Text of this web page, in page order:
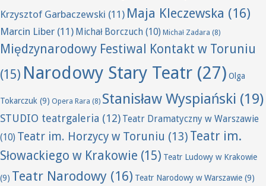
Krzysztof Garbaczewski (11) Maja Kleczewska (16)
Marcin Liber (11) Michał Borczuch (10) Michał Zadara (8)
Międzynarodowy Festiwal Kontakt w Toruniu
(15) Narodowy Stary Teatr (27) Olga
Tokarczuk (9) Opera Rara (8) Stanisław Wyspiański (19)
STUDIO teatrgaleria (12) Teatr Dramatyczny w Warszawie
(10) Teatr im. Horzycy w Toruniu (13) Teatr im.
Słowackiego w Krakowie (15) Teatr Ludowy w Krakowie
(9) Teatr Narodowy (16) Teatr Narodowy w Warszawie (9)